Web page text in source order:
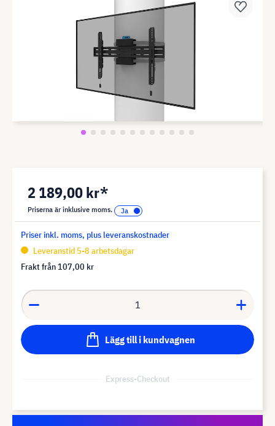
2 189,00 kr*
Priserna är inklusive moms.
Priser inkl. moms, plus leveranskostnader
Leveranstid 5-8 arbetsdagar
Frakt från 107,00 kr
Lägg till i kundvagnen
Express-Checkout